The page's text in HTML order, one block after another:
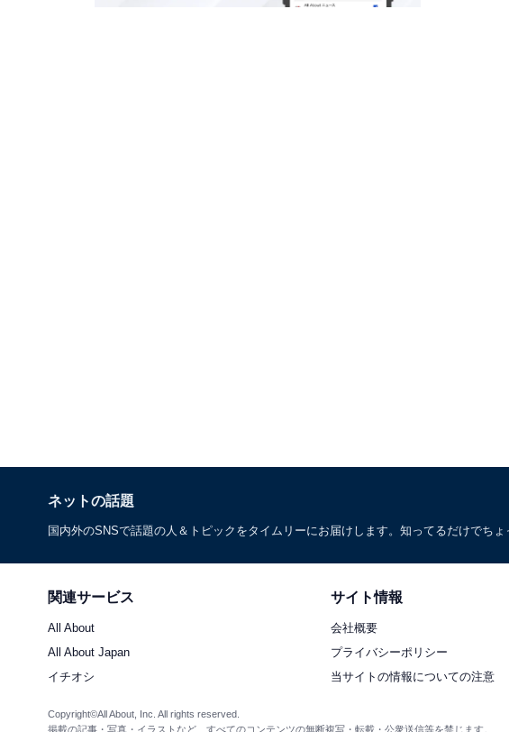
ネットの話題
国内外のSNSで話題の人＆トピックをタイムリーにお届けします。知ってるだけでち
関連サービス
All About
All About Japan
イチオシ
サイト情報
会社概要
プライバシーポリシー
当サイトの情報についての注意
Copyright©All About, Inc. All rights reserved.
掲載の記事・写真・イラストなど、すべてのコンテンツの無断複写・転載・公衆送信等を禁じます。